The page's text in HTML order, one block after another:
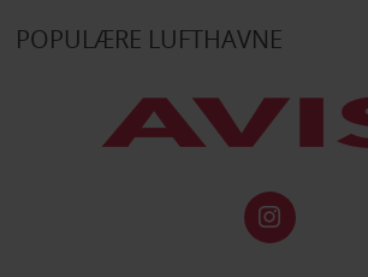
POPULÆRE LUFTHAVNE